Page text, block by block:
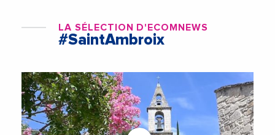
LA SÉLECTION D'ECOMNEWS
#SaintAmbroix